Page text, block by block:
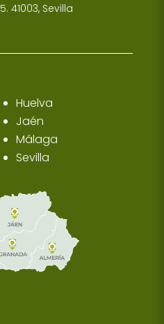
41003, Sevilla
Huelva
Jaén
Málaga
Sevilla